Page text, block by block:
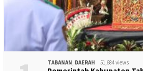
TABANAN, DAERAH 51,684 views